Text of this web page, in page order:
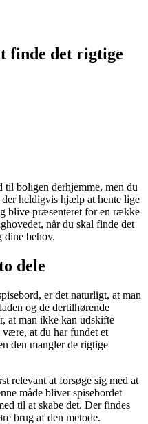
finde det rigtige
til boligen derhjemme, men du
der heldigvis hjælp at hente lige
blive præsenteret for en række
når du skal finde det
dine behov.
dele
er det naturligt, at man
og de dertilhørende
at man ikke kan udskifte
være, at du har fundet et
den mangler de rigtige
relevant at forsøge sig med at
måde bliver spisebordet
til at skabe det. Der findes
brug af den metode.